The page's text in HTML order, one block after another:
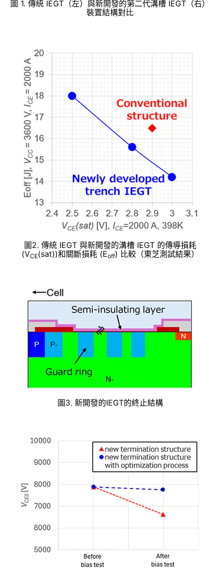
圖 1. 傳統 IEGT（左）與新開發的第二代溝槽 IEGT（右）
裝置結構對比
圖2. 傳統 IEGT 與新開發的溝槽 IEGT 的傳導損耗
(VCE(sat))和關斷損耗 (Eoff) 比較（東芝測試結果）
圖3. 新開發的IEGT的終止結構